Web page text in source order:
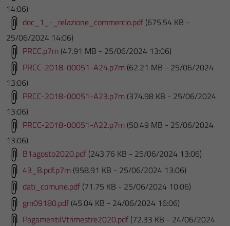
14:06)
doc_1_-_relazione_commercio.pdf (675.54 KB -
25/06/2024 14:06)
PRCC.p7m (47.91 MB - 25/06/2024 13:06)
PRCC-2018-00051-A24.p7m (62.21 MB - 25/06/2024
13:06)
PRCC-2018-00051-A23.p7m (374.98 KB - 25/06/2024
13:06)
PRCC-2018-00051-A22.p7m (50.49 MB - 25/06/2024
13:06)
B1agosto2020.pdf (243.76 KB - 25/06/2024 13:06)
43_B.pdf.p7m (958.91 KB - 25/06/2024 13:06)
dati_comune.pdf (71.75 KB - 25/06/2024 10:06)
gm09180.pdf (45.04 KB - 24/06/2024 16:06)
PagamentiIVtrimestre2020.pdf (72.33 KB - 24/06/2024